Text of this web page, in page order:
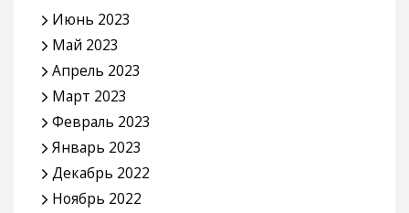
Июнь 2023
Май 2023
Апрель 2023
Март 2023
Февраль 2023
Январь 2023
Декабрь 2022
Ноябрь 2022